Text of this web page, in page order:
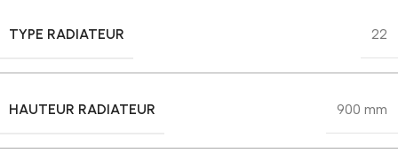
TYPE RADIATEUR 22
HAUTEUR RADIATEUR 900 mm